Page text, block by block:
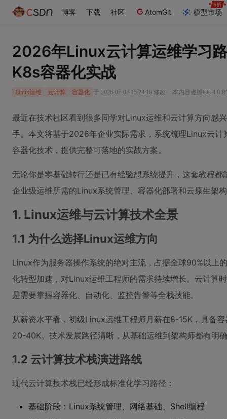
博客 下载 社区 AtomGit 模型市场
2026年Linux云计算运维学习
K8s容器化实战
Linux运维 云计算 容器化 于 2026-07-07 15:24:10 修改 · 本内容遵循CC 4.0
最近在技术社区看到很多同学对Linux运维和云计算方向感
手。本文将基于2026年企业实际需求，系统梳理Linux云
容器化技术，提供完整可落地的实战方案。
无论你是零基础转行还是已有经验想系统提升，这套教程
企业级运维所需的Linux系统管理、容器化部署和云原生架
1. Linux运维与云计算技术全景
1.1 为什么选择Linux运维方向
Linux作为服务器操作系统的绝对主流，占据全球90%以上
化转型加速，对Linux运维工程师的需求持续增长。云计算
是需要掌握容器化、自动化、监控告警等全栈技能。
从薪资水平看，初级Linux运维工程师月薪在8-15K，具备
20-40K。技术发展路径清晰，从基础运维到架构师都有明
1.2 云计算技术栈演进路线
现代云计算技术栈已经形成标准化学习路径：
基础阶段：Linux系统管理、网络基础、Shell编程